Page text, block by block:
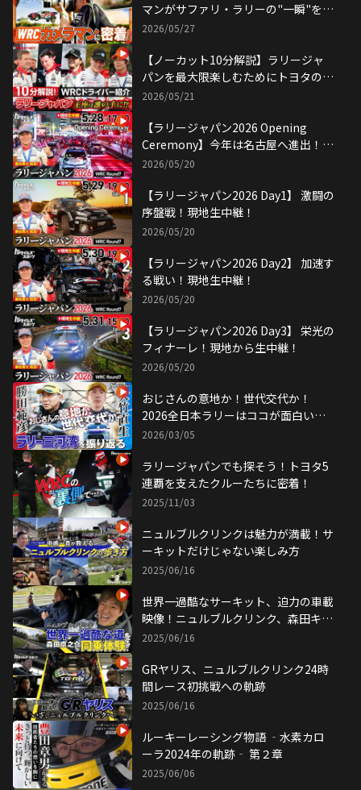
マンがサファリ・ラリーの"一瞬"を切
り取る！
2026/05/27
【ノーカット10分解説】ラリージャ
パンを最大限楽しむためにトヨタの
WRCドライバーを楽しく紹介！
2026/05/21
【ラリージャパン2026 Opening
Ceremony】今年は名古屋へ進出！現
地から生中継！
2026/05/20
【ラリージャパン2026 Day1】 激闘の
序盤戦！現地生中継！
2026/05/20
【ラリージャパン2026 Day2】 加速す
る戦い！現地生中継！
2026/05/20
【ラリージャパン2026 Day3】 栄光の
フィナーレ！現地から生中継！
2026/05/20
おじさんの意地か！世代交代か！
2026全日本ラリーはココが面白い！
勝田範彦選手 大竹直生選手 生出演！
2026/03/05
ラリージャパンでも探そう！トヨタ5
連覇を支えたクルーたちに密着！
2025/11/03
ニュルブルクリンクは魅力が満載！サ
ーキットだけじゃない楽しみ方
2025/06/16
世界一過酷なサーキット、迫力の車載
映像！ニュルブルクリンク、森田キャ
スター初体験！
2025/06/16
GRヤリス、ニュルブルクリンク24時
間レース初挑戦への軌跡
2025/06/16
ルーキーレーシング物語 ‐水素カロ
ーラ2024年の軌跡‐ 第２章
2025/06/06